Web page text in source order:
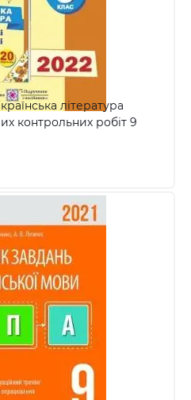
література
контрольних робіт 9